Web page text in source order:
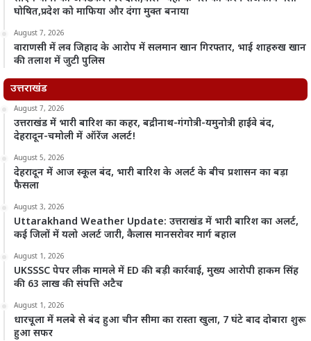
घोषित,प्रदेश को माफिया और दंगा मुक्त बनाया
August 7, 2026
वाराणसी में लव जिहाद के आरोप में सलमान खान गिरफ्तार, भाई शाहरुख खान
की तलाश में जुटी पुलिस
उत्तराखंड
August 7, 2026
उत्तराखंड में भारी बारिश का कहर, बद्रीनाथ-गंगोत्री-यमुनोत्री हाईवे बंद,
देहरादून-चमोली में ऑरेंज अलर्ट!
August 5, 2026
देहरादून में आज स्कूल बंद, भारी बारिश के अलर्ट के बीच प्रशासन का बड़ा
फैसला
August 3, 2026
Uttarakhand Weather Update: उत्तराखंड में भारी बारिश का अलर्ट,
कई जिलों में यलो अलर्ट जारी, कैलास मानसरोवर मार्ग बहाल
August 1, 2026
UKSSSC पेपर लीक मामले में ED की बड़ी कार्रवाई, मुख्य आरोपी हाकम सिंह
की 63 लाख की संपत्ति अटैच
August 1, 2026
धारचूला में मलबे से बंद हुआ चीन सीमा का रास्ता खुला, 7 घंटे बाद दोबारा शुरू
हुआ सफर